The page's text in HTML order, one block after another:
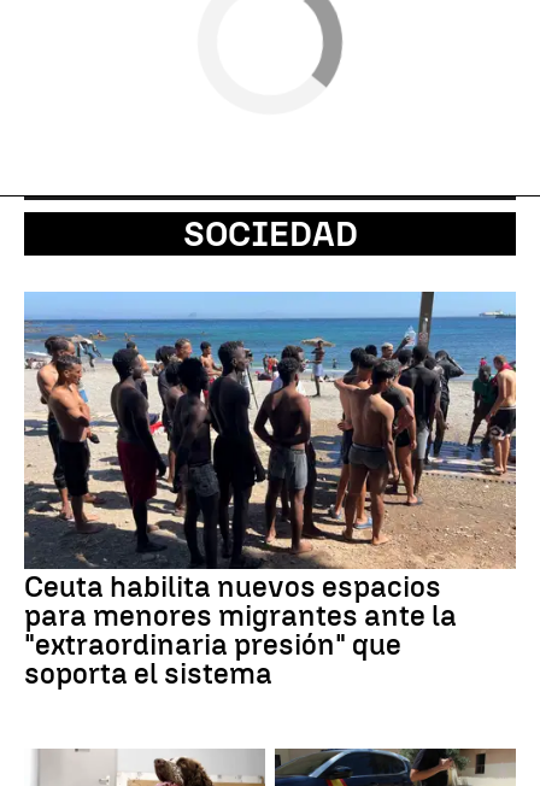
SOCIEDAD
Ceuta habilita nuevos espacios
para menores migrantes ante la
"extraordinaria presión" que
soporta el sistema